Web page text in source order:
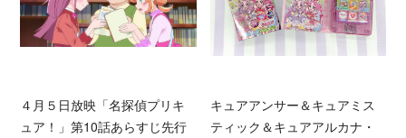
４月５日放映「名探偵プリキ
ュア！」第10話あらすじ先行
キュアアンサー＆キュアミス
ティック＆キュアアルカナ・